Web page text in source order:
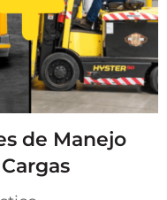
de Manejo